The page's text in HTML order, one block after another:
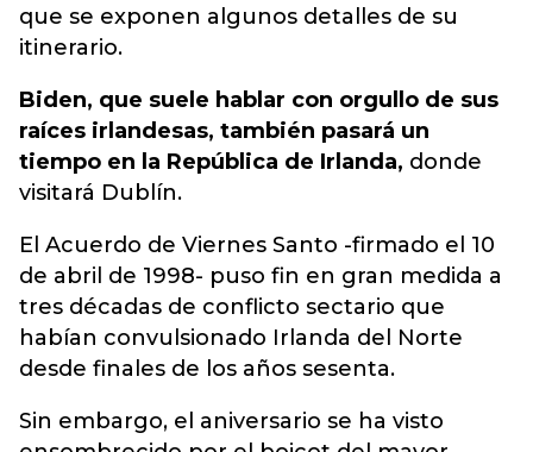
que se exponen algunos detalles de su
itinerario.
Biden, que suele hablar con orgullo de sus
raíces irlandesas, también pasará un
tiempo en la República de Irlanda, donde
visitará Dublín.
El Acuerdo de Viernes Santo -firmado el 10
de abril de 1998- puso fin en gran medida a
tres décadas de conflicto sectario que
habían convulsionado Irlanda del Norte
desde finales de los años sesenta.
Sin embargo, el aniversario se ha visto